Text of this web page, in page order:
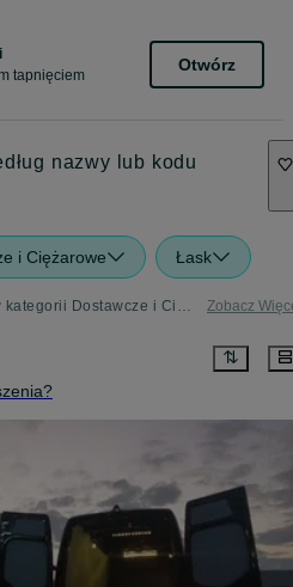
tapnięciem
Otwórz
nazwy lub kodu
i Ciężarowe Łask
Dla Ciebie wszystko - Łask - w kategorii Dostawcze i Ciężarowe Zobacz